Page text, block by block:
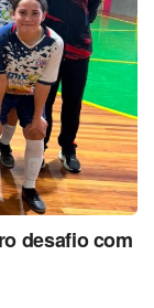
desafio com